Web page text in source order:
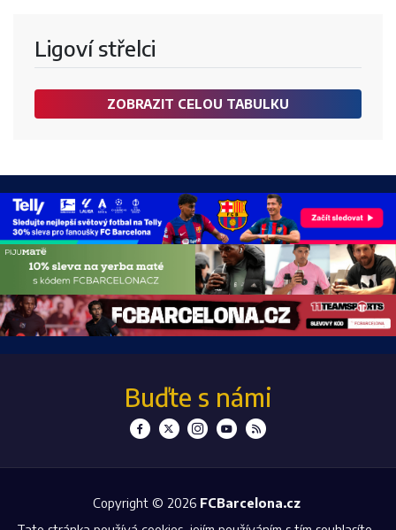
Ligoví střelci
ZOBRAZIT CELOU TABULKU
Buďte s námi
Copyright © 2026 FCBarcelona.cz